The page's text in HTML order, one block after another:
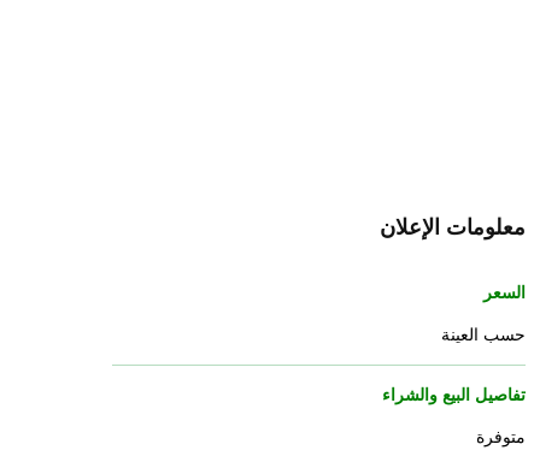
معلومات الإعلان
السعر
حسب العينة
تفاصيل البيع والشراء
متوفرة